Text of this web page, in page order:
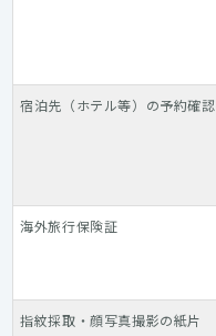
宿泊先（ホテル等）の予約確
海外旅行保険証
指紋採取・顔写真撮影の紙片